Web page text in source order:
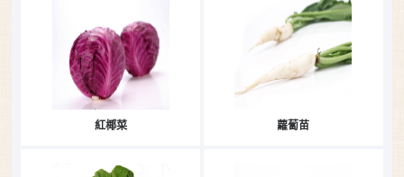
紅椰菜 蘿蔔苗